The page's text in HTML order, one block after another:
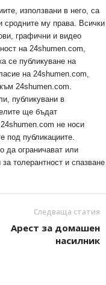
използвани в него, са
сродните му права. Всички
графични и видео
на 24shumen.com,
се публикуване на
на 24shumen.com,
24shumen.com.
публикувани в
ще бъдат
не носи
под публикациите.
да ограничават или
толерантност и спазване
Следваща статия
Арест за домашен
насилник